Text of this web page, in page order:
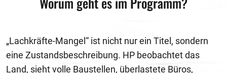
„Lachkräfte-Mangel“ ist nicht nur ein Titel, sondern
eine Zustandsbeschreibung. HP beobachtet das
Land, sieht volle Baustellen, überlastete Büros,